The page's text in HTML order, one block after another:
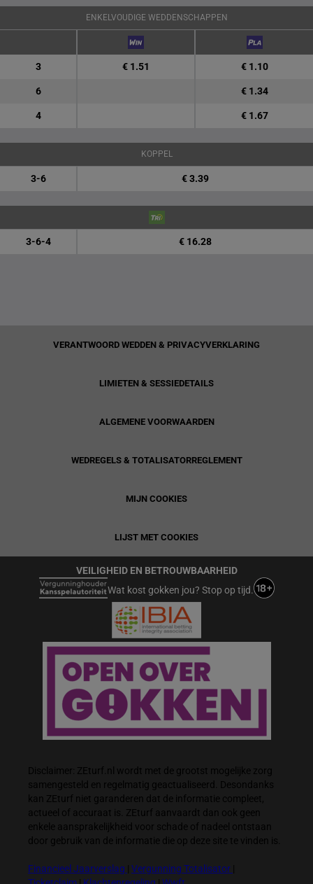
ENKELVOUDIGE WEDDENSCHAPPEN
3 € 1.51 € 1.10
6 € 1.34
4 € 1.67
KOPPEL
3-6 € 3.39
3-6-4 € 16.28
VERANTWOORD WEDDEN & PRIVACYVERKLARING
LIMIETEN & SESSIEDETAILS
ALGEMENE VOORWAARDEN
WEDREGELS & TOTALISATORREGLEMENT
MIJN COOKIES
LIJST MET COOKIES
VEILIGHEID EN BETROUWBAARHEID
Wat kost gokken jou? Stop op tijd.
Disclaimer: ZEturf.nl wordt met de grootst mogelijke zorg
samengesteld en regelmatig geactualiseerd. Desondanks
kan ZEturf niet garanderen dat de informatie compleet,
actueel of accuraat is. ZEturf aanvaardt dan ook geen
enkele aansprakelijkheid voor schade of nadeel ontstaan
door gebruik van de informatie die op deze site te vinden is.
Financieel Jaarverslag Vergunning Totalisator